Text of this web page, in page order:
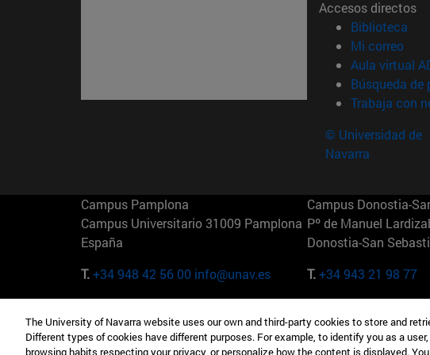
Accesos directos
Biblioteca
Mi correo
Aula virtual
Búsqueda de
Trabaja con
© Universidad de
Navarra
Campus Pamplona
Campus Universitario 31009 Pamplona
España
T.+34 948 42 56 00 info@unav.es
Campus Donostia-
Pº de Manuel
Donostia-San
T.+34 943 21 98 77
Camino del Cerro Águila 3 28023
Madrid España
165 W 57th St
EE.UU
The University of Navarra website uses our own and third-party cookies to store and
Different types of cookies have different purposes. For example, to identify you as a
browsing habits respecting your privacy, or personalize how the content is displayed.